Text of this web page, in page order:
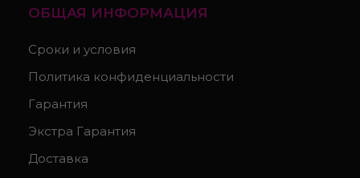
ОБЩАЯ ИНФОРМАЦИЯ
Сроки и условия
Политика конфиденциальности
Гарантия
Экстра Гарантия
Доставка